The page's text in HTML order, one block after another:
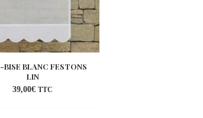
BISE BLANC FESTONS
LIN
39,00€ TTC